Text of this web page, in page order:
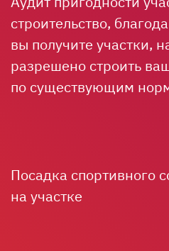
строительство,
вы получите участки,
разрешено строить
по существующим
Посадка спортивного
на участке